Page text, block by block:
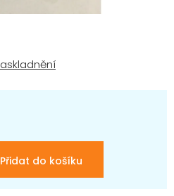
Přidat do košíku